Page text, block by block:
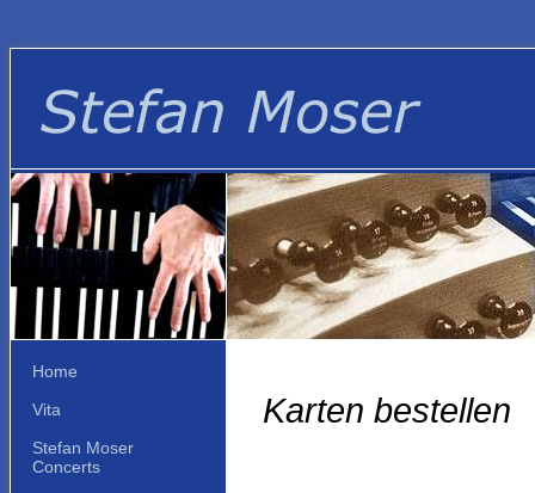
Karten bestellen
Home
Vita
Stefan Moser
Concerts